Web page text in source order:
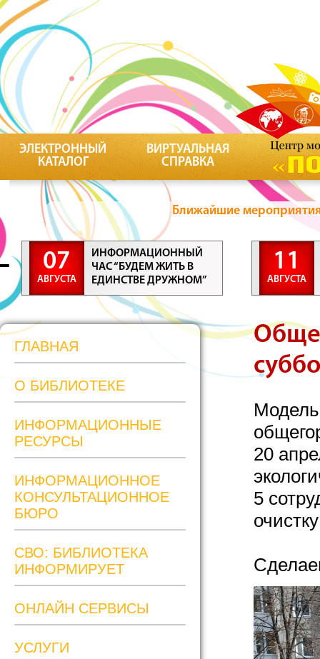
ЭЛЕКТРОННЫЙ
КАТАЛОГ
ВИРТУАЛЬНАЯ
СПРАВКА
Ближайшие
07
АВГУСТА
ИНФОРМАЦИОННЫЙ
ЧАС “БУДЕМ ЖИТЬ В
ЕДИНСТВЕ ДРУЖНОМ”
11
АВГУСТА
ГЛАВНАЯ
О БИБЛИОТЕКЕ
ИНФОРМАЦИОННЫЕ
РЕСУРСЫ
ИНФОРМАЦИОННОЕ
КОНСУЛЬТАЦИОННОЕ
БЮРО
СВО: БИБЛИОТЕКА
ИНФОРМИРУЕТ
ОНЛАЙН СЕРВИСЫ
УСЛУГИ
20
5